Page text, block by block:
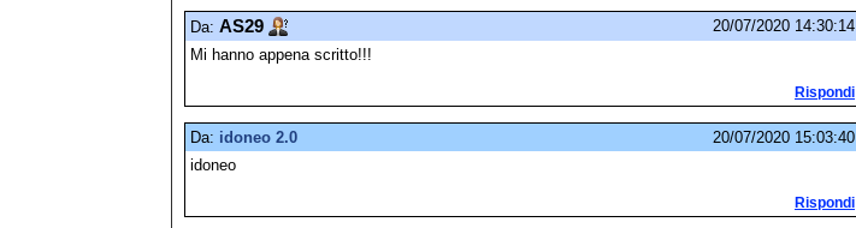
Da: AS29
20/07/2020 14:30:14
Mi hanno appena scritto!!!
Rispondi
Da: idoneo 2.0
20/07/2020 15:03:40
idoneo
Rispondi